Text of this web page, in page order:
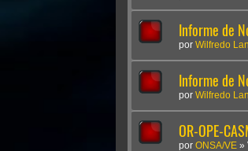
Informe de
por Wilfredo
Informe de
por Wilfredo
OR-OPE-
por ONSA/VE »